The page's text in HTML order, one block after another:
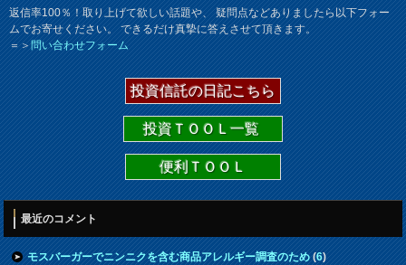
返信率100％！取り上げて欲しい話題や、 疑問点などありましたら以下フォー
ムでお寄せください。 できるだけ真摯に答えさせて頂きます。
＝＞問い合わせフォーム
投資信託の日記こちら
投資ＴＯＯＬ一覧
便利ＴＯＯＬ
最近のコメント
モスバーガーでニンニクを含む商品アレルギー調査のため(6)